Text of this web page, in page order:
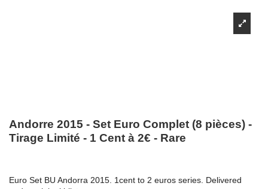
Andorre 2015 - Set Euro Complet (8 pièces) -
Tirage Limité - 1 Cent à 2€ - Rare
Euro Set BU Andorra 2015. 1cent to 2 euros series. Delivered